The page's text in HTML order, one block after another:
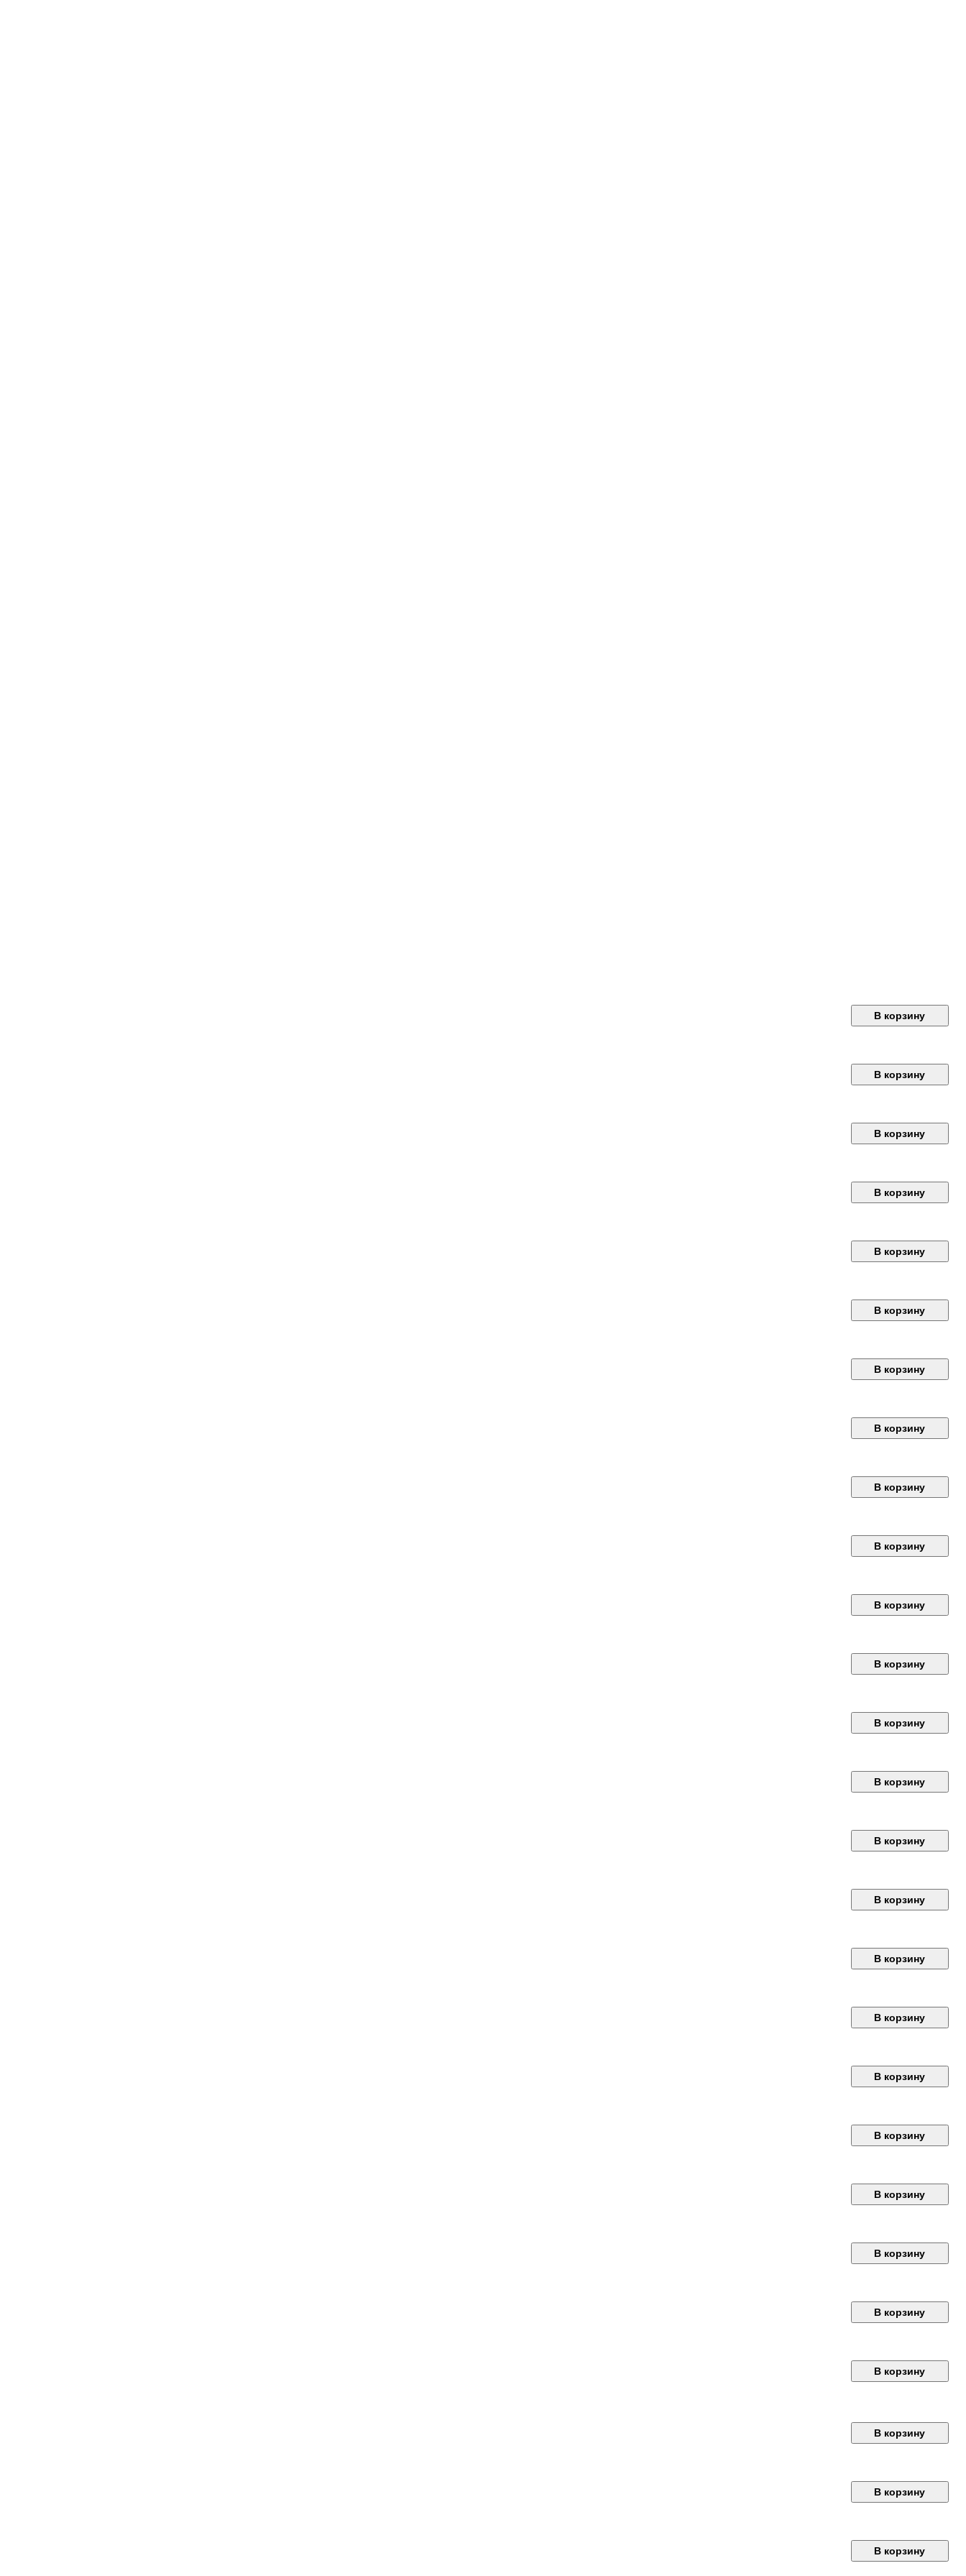
В корзину
В корзину
В корзину
В корзину
В корзину
В корзину
В корзину
В корзину
В корзину
В корзину
В корзину
В корзину
В корзину
В корзину
В корзину
В корзину
В корзину
В корзину
В корзину
В корзину
В корзину
В корзину
В корзину
В корзину
В корзину
В корзину
В корзину